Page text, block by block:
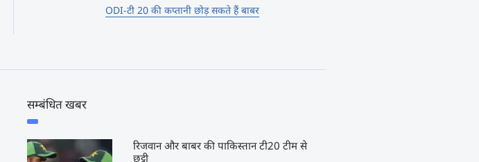
ODI-टी 20 की कप्तानी छोड़ सकते हैं बाबर
सम्बंधित खबर
रिजवान और बाबर की पाकिस्तान टी20 टीम से
छुट्टी